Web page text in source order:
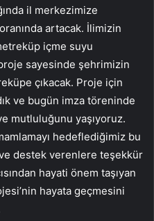
il merkezimize
artacak. İlimizin
içme suyu
sayesinde şehrimizin
çıkacak. Proje için
ve bugün imza töreninde
mutluluğunu yaşıyoruz.
hedeflediğimiz bu
destek verenlere teşekkür
hayati önem taşıyan
hayata geçmesini